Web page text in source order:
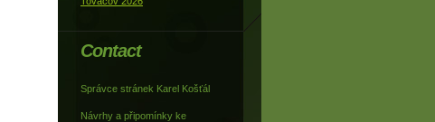
Contact
Správce stránek Karel Košťál
Návrhy a připomínky ke